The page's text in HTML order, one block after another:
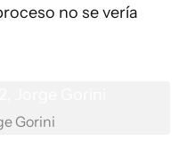
no se vería
Gorini